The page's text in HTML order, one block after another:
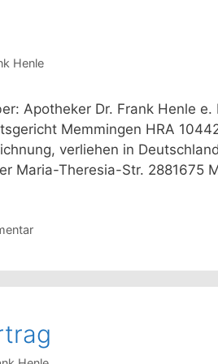
Henle
Apotheker Dr. Frank Henle
Memmingen HRA
verliehen in
Maria-Theresia-Str. 2881675